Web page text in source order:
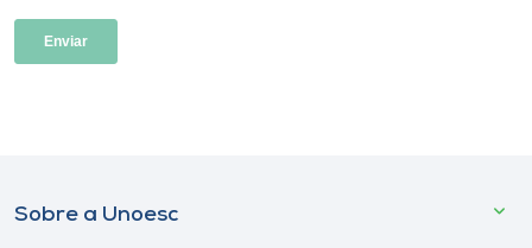
Sobre a Unoesc